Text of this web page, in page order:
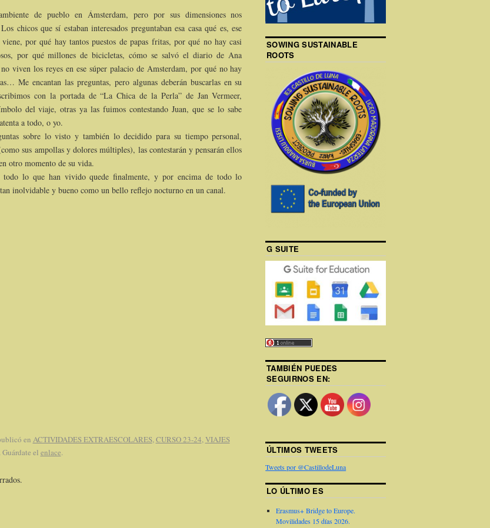
de pueblo en Ámsterdam, pero por sus dimensiones nos
chicos que sí estaban interesados preguntaban esa casa qué es, ese
por qué hay tantos puestos de papas fritas, por qué no hay casi
por qué millones de bicicletas, cómo se salvó el diario de Ana
viven los reyes en ese súper palacio de Amsterdam, por qué no hay
Me encantan las preguntas, pero algunas deberán buscarlas en su
con la portada de “La Chica de la Perla” de Jan Vermeer,
del viaje, otras ya las fuimos contestando Juan, que se lo sabe
a todo, o yo.
sobre lo visto y también lo decidido para su tiempo personal,
sus ampollas y dolores múltiples), las contestarán y pensarán ellos
otro momento de su vida.
todo lo que han vivido quede finalmente, y por encima de todo lo
inolvidable y bueno como un bello reflejo nocturno en un canal.
en ACTIVIDADES EXTRAESCOLARES,CURSO 23-24,VIAJES
Guárdate el enlace.
SOWING SUSTAINABLE
ROOTS
G SUITE
TAMBIÉN PUEDES
SEGUIRNOS EN:
ÚLTIMOS TWEETS
Tweets por @CastillodeLuna
LO ÚLTIMO ES
Erasmus+ Bridge to Europe.
Movilidades 15 días 2026.